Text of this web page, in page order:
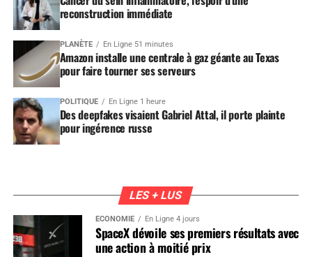
reconstruction immédiate
PLANÈTE En Ligne 51 minutes
Amazon installe une centrale à gaz géante au Texas
pour faire tourner ses serveurs
POLITIQUE En Ligne 1 heure
Des deepfakes visaient Gabriel Attal, il porte plainte
pour ingérence russe
LES + LUS
ÉCONOMIE En Ligne 4 jours
SpaceX dévoile ses premiers résultats avec
une action à moitié prix